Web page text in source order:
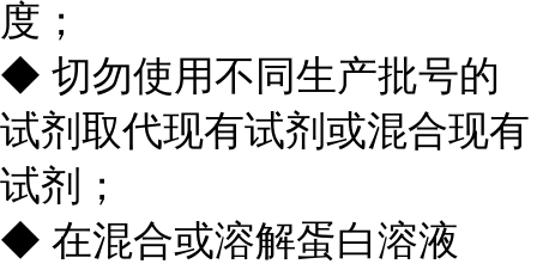
度；
◆ 切勿使用不同生产批号的
试剂取代现有试剂或混合现有
试剂；
◆ 在混合或溶解蛋白溶液